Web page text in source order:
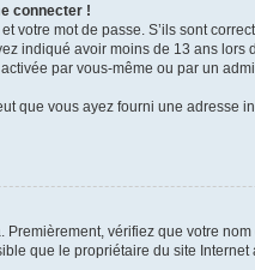
connecter !
votre mot de passe. S’ils sont
indiqué avoir moins de 13 ans
par vous-même ou par un
que vous ayez fourni une adresse
vérifiez que votre
que le propriétaire du site